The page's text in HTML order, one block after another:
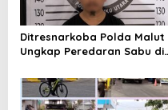
Ditresnarkoba Polda Malut
Ungkap Peredaran Sabu di
Pengedar Diamankan